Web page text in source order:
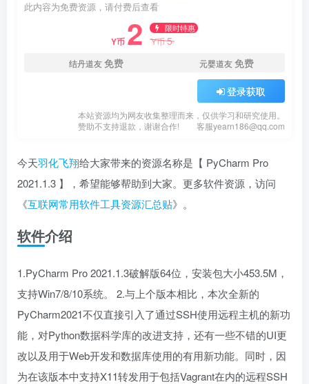
此内容为免费资源，请付费后查看
Y币 2 限时特惠
Y币5
结丹道友免费 元婴道友免费
登录获取
本站资源均为网友收集整理而来，仅供学习和研究使用。
赞助不支持退款，谢谢合作!
客服yearn186@qq.com
今天羽化飞翔给大家带来的资源名称是【 PyCharm Pro
2021.1.3 】，希望能够帮助到大家。更多软件资源，访问
《互联网常用软件工具资源汇总贴》。
软件介绍
1.PyCharm Pro 2021.1.3破解版64位，安装包大小453.5M，
支持Win7/8/10系统。 2.与上个版本相比，本次全新的
PyCharm2021不仅直接引入了通过SSH使用远程主机的新功
能，对Python数据科学库的改进支持，还有一些不错的UI更
改以及用于Web开发和数据库使用的有用新功能。同时，因
为在该版本中支持X11转发用于包括Vagrant在内的远程SSH